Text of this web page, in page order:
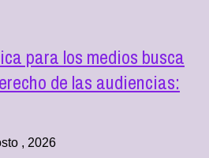
para los medios busca
de las audiencias:
, 2026